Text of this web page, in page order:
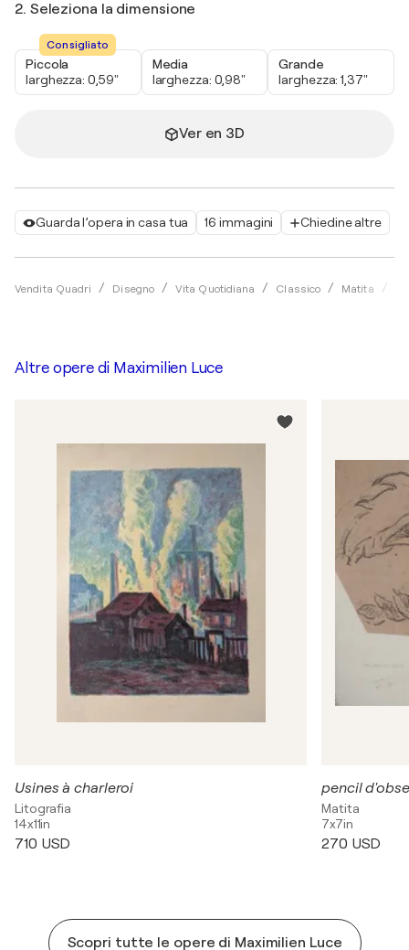
Guarda l’opera in casa tua 16 immagini Chiedine altre
Vendita Quadri Disegno Vita Quotidiana Classico Matita
2. Seleziona la dimensione
Consigliato
Piccola
larghezza: 0,59"
Media
larghezza: 0,98"
Grande
larghezza: 1,37"
Ver en 3D
Altre opere di Maximilien Luce
Usines à charleroi
Litografia
14x11in
710 USD
pencil
Matita
7x7in
270 USD
Scopri tutte le opere di Maximilien Luce